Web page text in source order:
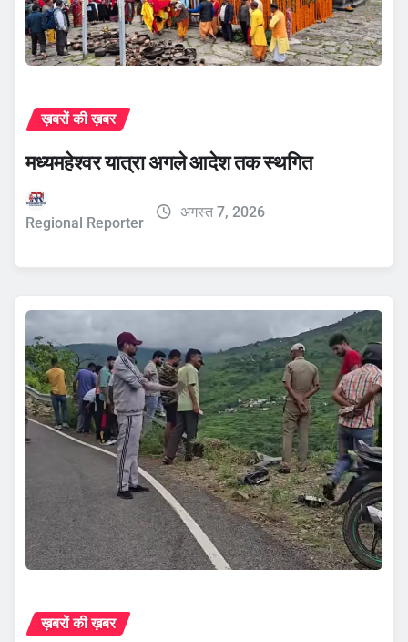
ख़बरों की ख़बर
मध्यमहेश्वर यात्रा अगले आदेश तक स्थगित
Regional Reporter
अगस्त 7, 2026
ख़बरों की ख़बर